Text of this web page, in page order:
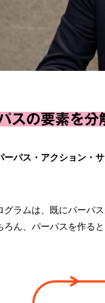
スの要素を分
ーパス・アクション・
グラムは、既にパーパ
ろん、パーパスを作る